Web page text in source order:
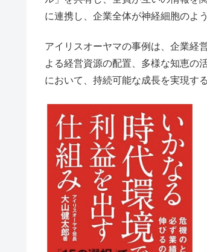
に連携し、企業全体が神経細胞のよ
アイリスオーヤマの事例は、企業経
よる経営資源の配置、多様な知恵の
において、持続可能な成長を実現す